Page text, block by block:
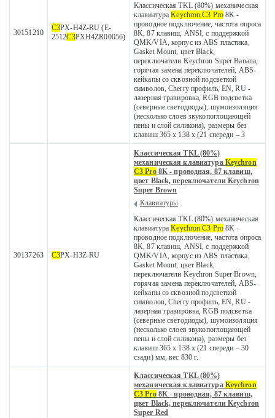
30151210
C3PX-H4Z-RU (E-
2512C3PXH4ZR00056)
Классическая TKL (80%) механическая
клавиатураKeychron C3 Pro 8K -
проводное подключение, частота опроса
8K, 87 клавиш, ANSI, с поддержкой
QMK/VIA, корпус из ABS пластика,
Gasket Mount, цвет Black,
переключатели Keychron Super Banana,
горячая замена переключателей, ABS-
кейкапы со сквозной подсветкой
символов, Cherry профиль, EN, RU -
лазерная гравировка, RGB подсветка
(северные светодиоды), шумоизоляция
(несколько слоев звукопоглощающей
пены и слой силикона), размеры без
клавиш 365 x 138 x (21 спереди – 3
30137263 C3PX-H3Z-RU
Классическая TKL (80%)
механическая клавиатура Keychron
C3 Pro8K - проводная, 87 клавиш,
цвет Black, переключатели Keychron
Super Brown
Клавиатуры
Классическая TKL (80%) механическая
клавиатураKeychron C3 Pro 8K -
проводное подключение, частота опроса
8K, 87 клавиш, ANSI, с поддержкой
QMK/VIA, корпус из ABS пластика,
Gasket Mount, цвет Black,
переключатели Keychron Super Brown,
горячая замена переключателей, ABS-
кейкапы со сквозной подсветкой
символов, Cherry профиль, EN, RU -
лазерная гравировка, RGB подсветка
(северные светодиоды), шумоизоляция
(несколько слоев звукопоглощающей
пены и слой силикона), размеры без
клавиш 365 x 138 x (21 спереди – 30
сзади) мм, вес 830 г.
Классическая TKL (80%)
механическая клавиатура Keychron
C3 Pro8K - проводная, 87 клавиш,
цвет Black, переключатели Keychron
Super Red